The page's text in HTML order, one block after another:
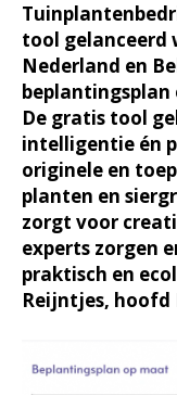
tool gelanceerd
Nederland en
beplantingsplan
De gratis tool
intelligentie én
originele en
planten en
zorgt voor
experts zorgen
praktisch en
Reijntjes, hoofd